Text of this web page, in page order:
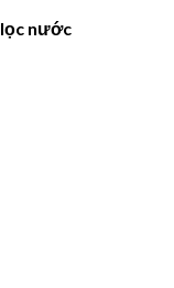
nước